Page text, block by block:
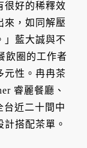
很好的稀釋效
來，如同解壓
」藍大誠與不
飲圈的工作者
元性。冉冉茶
睿麗餐廳、
台近二十間中
搭配茶單。